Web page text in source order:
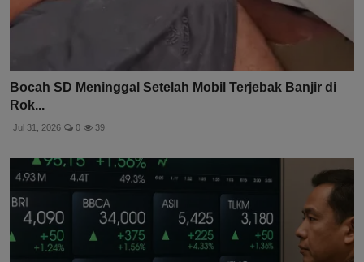
Bocah SD Meninggal Setelah Mobil Terjebak Banjir di
Rok...
Jul 31, 2026 0 39